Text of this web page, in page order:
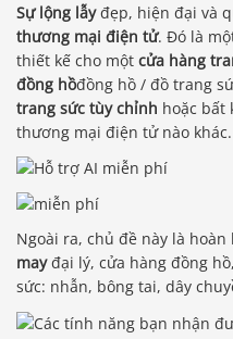
Sự lộng lẫyđẹp, hiện đại và
thương mại điện tử. Đó là
thiết kế cho một cửa hàng
đồng hồđồng hồ / đồ trang
trang sức tùy chỉnh hoặc bất
thương mại điện tử nào khác.
Ngoài ra, chủ đề này là
mayđại lý, cửa hàng đồng
sức: nhẫn, bông tai, dây